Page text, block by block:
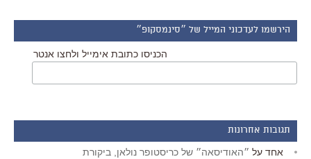
הירשמו לעדכוני המייל של ״סינמסקופ״
הכניסו כתובת אימייל ולחצו אנטר
תגובות אחרונות
אחד על ״האודיסאה״ של כריסטופר נולאן, ביקורת